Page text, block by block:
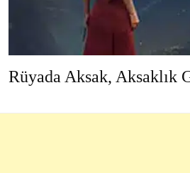
Rüyada Aksak, Aksaklık